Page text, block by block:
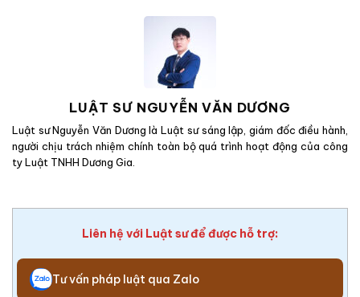
LUẬT SƯ NGUYỄN VĂN DƯƠNG
Luật sư Nguyễn Văn Dương là Luật sư sáng lập, giám đốc điều hành,
người chịu trách nhiệm chính toàn bộ quá trình hoạt động của công
ty Luật TNHH Dương Gia.
Liên hệ với Luật sư để được hỗ trợ:
Tư vấn pháp luật qua Zalo